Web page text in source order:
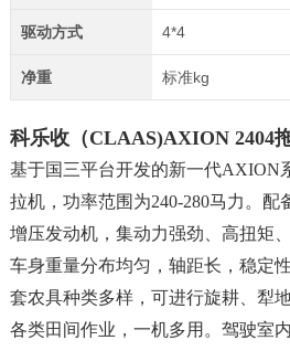
驱动方式 4*4
净重 标准kg
科乐收（CLAAS)AXION 2404
基于国三平台开发的新一代AXION
拉机，功率范围为240-280马力。配
增压发动机，集动力强劲、高扭矩
车身重量分布均匀，轴距长，稳定
套农具种类多样，可进行旋耕、犁
各类田间作业，一机多用。驾驶室